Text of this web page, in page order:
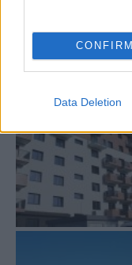
CONFIRM
Data Deletion
QBOND s.r.o.